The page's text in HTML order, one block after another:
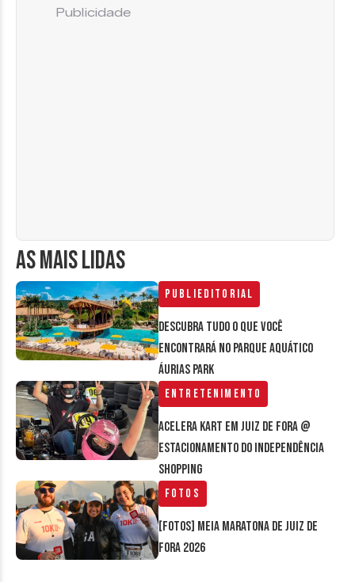
AS MAIS LIDAS
Publieditorial
Descubra tudo o que você
encontrará no parque aquático
Áurias Park
Entretenimento
Acelera Kart em Juiz de Fora @
estacionamento do Independência
Shopping
Fotos
[FOTOS] Meia Maratona de Juiz de
Fora 2026
Publicidade